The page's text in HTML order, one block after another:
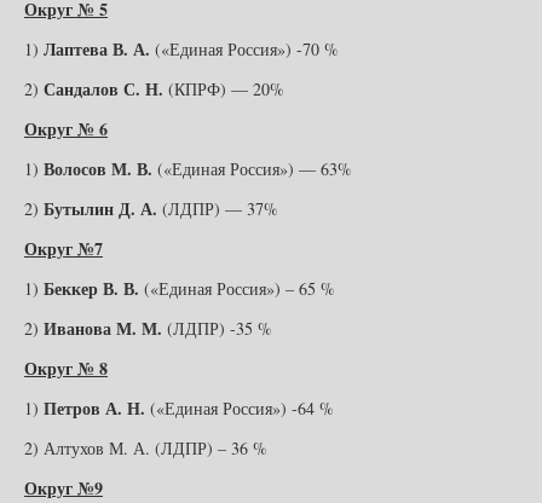
Округ № 5
1) Лаптева В. А. («Единая Россия») -70 %
2) Сандалов С. Н. (КПРФ) — 20%
Округ № 6
1) Волосов М. В. («Единая Россия») — 63%
2) Бутылин Д. А. (ЛДПР) — 37%
Округ №7
1) Беккер В. В. («Единая Россия») – 65 %
2) Иванова М. М. (ЛДПР) -35 %
Округ № 8
1) Петров А. Н. («Единая Россия») -64 %
2) Алтухов М. А. (ЛДПР) – 36 %
Округ №9